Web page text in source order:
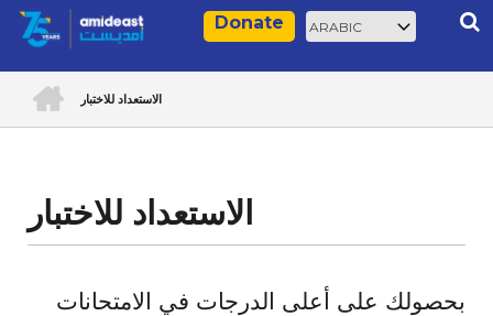
Skip
content
Donate
Select
your
Breadcrumb
الاستعداد للاختبار
الاستعداد للاختبار
بحصولك على أعلى الدرجات في الامتحانات